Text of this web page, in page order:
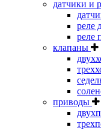
датчики и
реле
реле
клапаны
приводы